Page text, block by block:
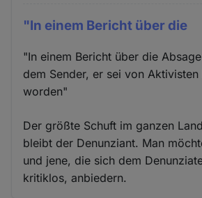
"In einem Bericht über die
"In einem Bericht über die
dem Sender, er sei von
worden"
Der größte Schuft im ganzen
bleibt der Denunziant. Man
und jene, die sich dem
kritiklos, anbiedern.